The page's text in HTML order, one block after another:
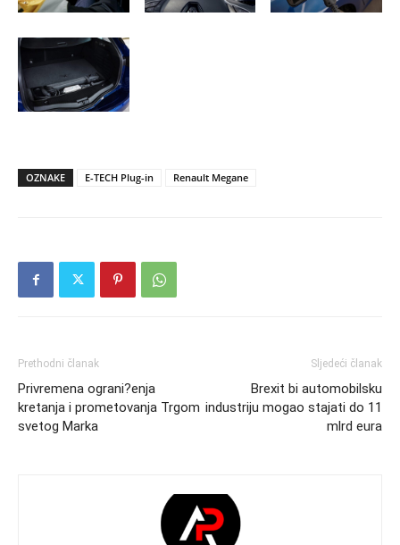
OZNAKE E-TECH Plug-in Renault Megane
Prethodni članak
Privremena ograni?enja
kretanja i prometovanja Trgom
svetog Marka
Sljedeći članak
Brexit bi automobilsku
industriju mogao stajati do 11
mlrd eura